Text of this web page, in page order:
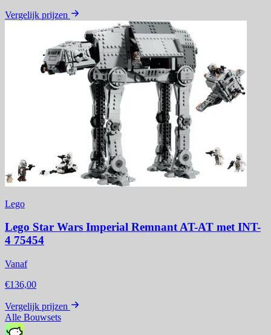
Vergelijk prijzen
Lego
Lego Star Wars Imperial Remnant AT-AT met INT-
4 75454
Vanaf
€136,00
Vergelijk prijzen
Alle Bouwsets